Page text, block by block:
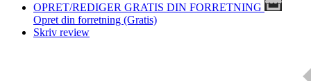
OPRET/REDIGER GRATIS DIN FORRETNING
Opret din forretning (Gratis)
Skriv review